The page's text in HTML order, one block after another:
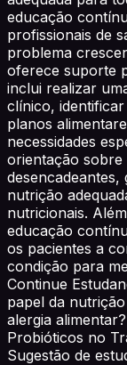
educação
profissionais de
problema
oferece suporte
inclui realizar
clínico,
planos
necessidades
orientação sobre
nutrição
nutricionais.
educação
os pacientes a
condição para
Continue
papel da
alergia
Probióticos no
Sugestão de